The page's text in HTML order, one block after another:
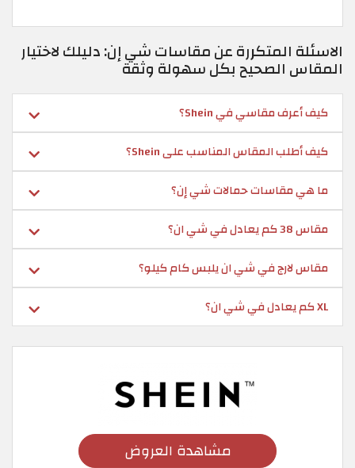
الاسئلة المتكررة عن مقاسات شي إن: دليلك لاختيار
المقاس الصحيح بكل سهولة وثقة
كيف أعرف مقاسي في Shein؟
كيف أطلب المقاس المناسب على Shein؟
ما هي مقاسات حمالات شي إن؟
مقاس 38 كم يعادل في شي ان؟
مقاس لارج في شي ان يلبس كام كيلو؟
XL كم يعادل في شي ان؟
مشاهدة العروض